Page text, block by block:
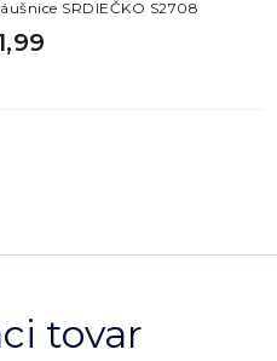
tovar
SRDIEČKO S2708